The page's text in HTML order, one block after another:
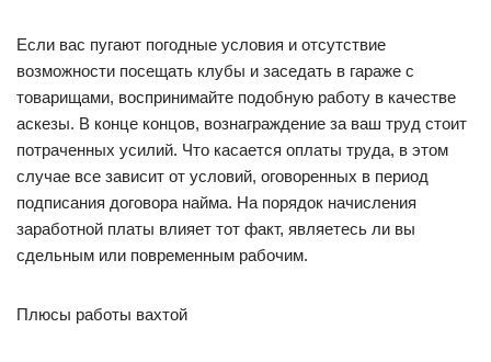
Если вас пугают погодные условия и отсутствие
возможности посещать клубы и заседать в гараже с
товарищами, воспринимайте подобную работу в качестве
аскезы. В конце концов, вознаграждение за ваш труд стоит
потраченных усилий. Что касается оплаты труда, в этом
случае все зависит от условий, оговоренных в период
подписания договора найма. На порядок начисления
заработной платы влияет тот факт, являетесь ли вы
сдельным или повременным рабочим.
Плюсы работы вахтой